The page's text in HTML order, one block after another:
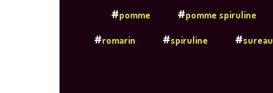
pomme pomme spiruline
romarin spiruline sureau